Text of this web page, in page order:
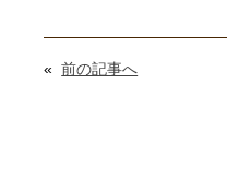
« 前の記事へ